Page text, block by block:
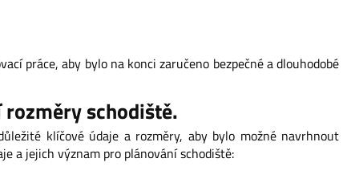
práce, aby bylo na konci zaručeno bezpečné a dlouhodobé
schodiště.
klíčové údaje a rozměry, aby bylo možné navrhnout
a jejich význam pro plánování schodiště: